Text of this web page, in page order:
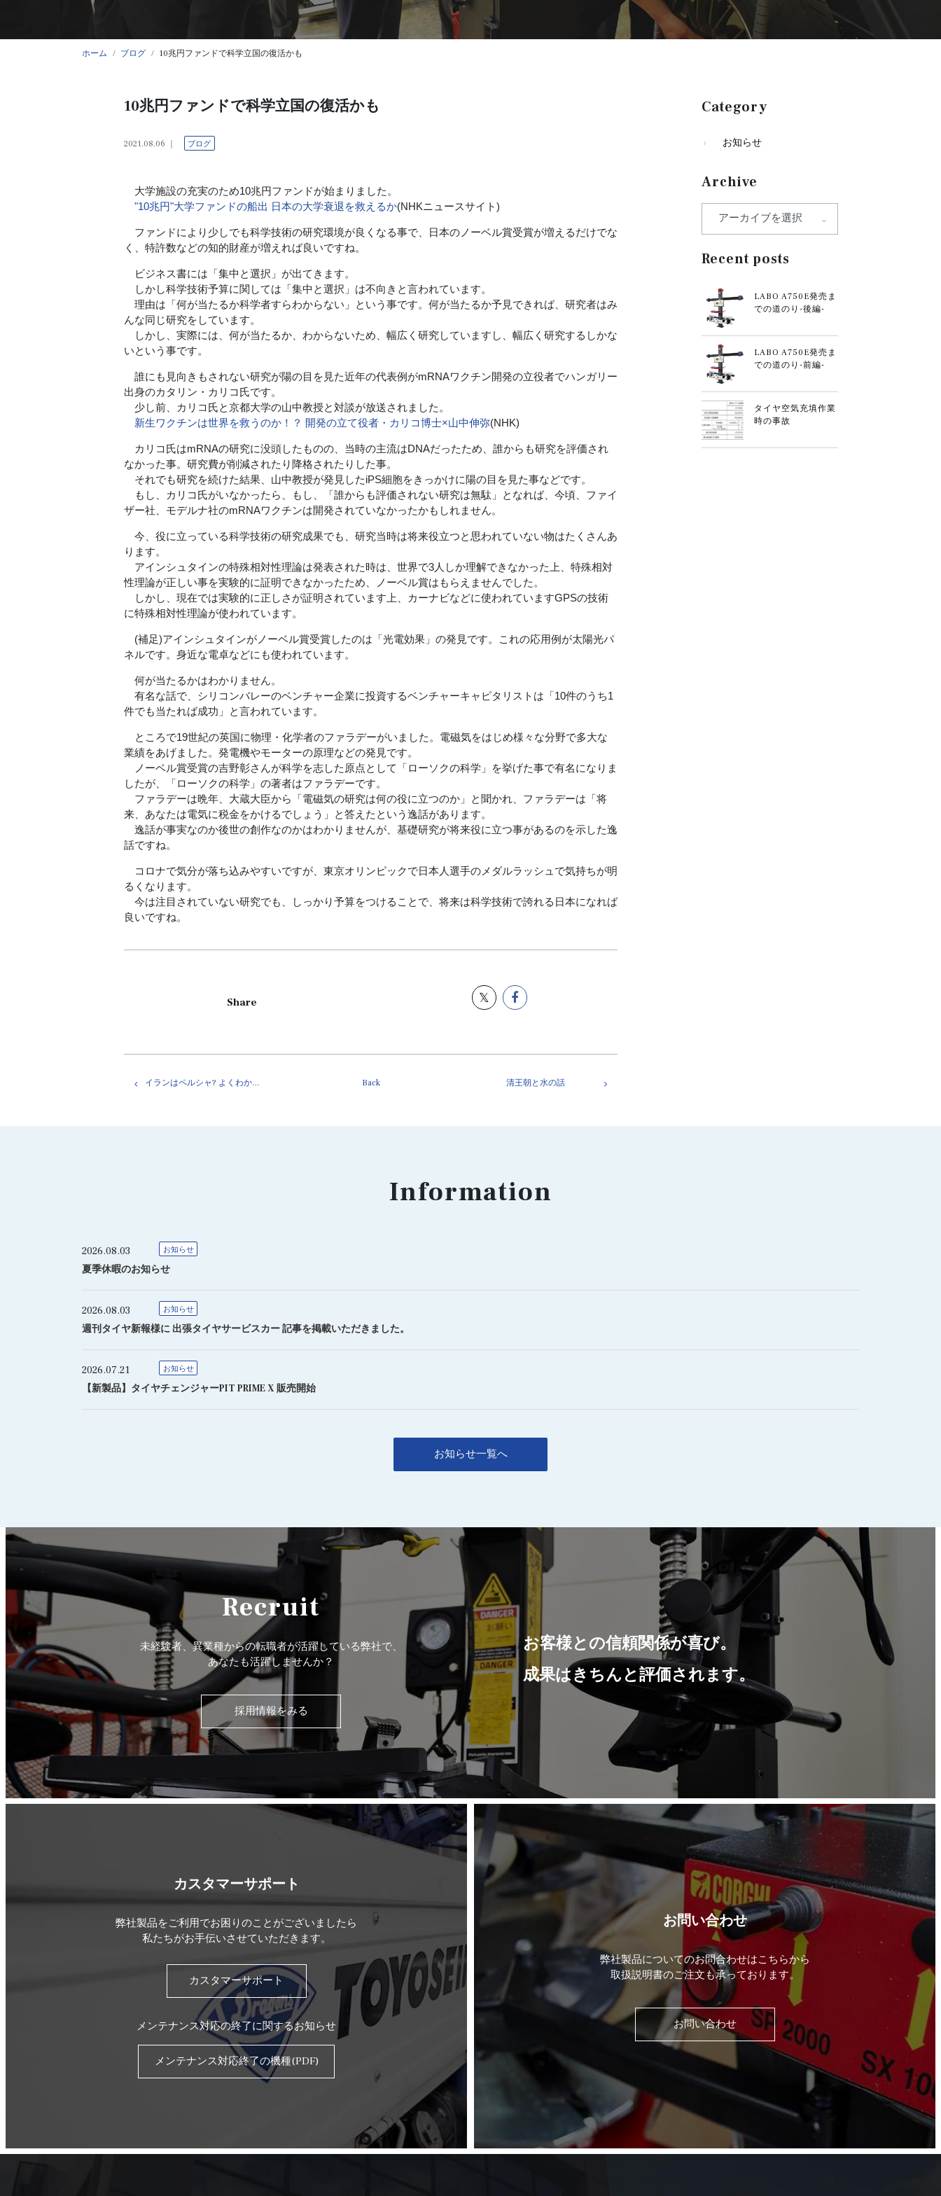
ホーム ブログ 10兆円ファンドで科学立国の復活かも
10兆円ファンドで科学立国の復活かも
2021.08.06 ブログ
大学施設の充実のため10兆円ファンドが始まりました。
"10兆円"大学ファンドの船出 日本の大学衰退を救えるか(NHKニュースサイト)
ファンドにより少しでも科学技術の研究環境が良くなる事で、日本のノーベル賞受賞が増えるだけでな
く、特許数などの知的財産が増えれば良いですね。
ビジネス書には「集中と選択」が出てきます。
しかし科学技術予算に関しては「集中と選択」は不向きと言われています。
理由は「何が当たるか科学者すらわからない」という事です。何が当たるか予見できれば、研究者はみ
んな同じ研究をしています。
しかし、実際には、何が当たるか、わからないため、幅広く研究していますし、幅広く研究するしかな
いという事です。
誰にも見向きもされない研究が陽の目を見た近年の代表例がmRNAワクチン開発の立役者でハンガリー
出身のカタリン・カリコ氏です。
少し前、カリコ氏と京都大学の山中教授と対談が放送されました。
新生ワクチンは世界を救うのか！？ 開発の立て役者・カリコ博士×山中伸弥(NHK)
カリコ氏はmRNAの研究に没頭したものの、当時の主流はDNAだったため、誰からも研究を評価され
なかった事。研究費が削減されたり降格されたりした事。
それでも研究を続けた結果、山中教授が発見したiPS細胞をきっかけに陽の目を見た事などです。
もし、カリコ氏がいなかったら、もし、「誰からも評価されない研究は無駄」となれば、今頃、ファイ
ザー社、モデルナ社のmRNAワクチンは開発されていなかったかもしれません。
今、役に立っている科学技術の研究成果でも、研究当時は将来役立つと思われていない物はたくさんあ
ります。
アインシュタインの特殊相対性理論は発表された時は、世界で3人しか理解できなかった上、特殊相対
性理論が正しい事を実験的に証明できなかったため、ノーベル賞はもらえませんでした。
しかし、現在では実験的に正しさが証明されています上、カーナビなどに使われていますGPSの技術
に特殊相対性理論が使われています。
(補足)アインシュタインがノーベル賞受賞したのは「光電効果」の発見です。これの応用例が太陽光パ
ネルです。身近な電卓などにも使われています。
何が当たるかはわかりません。
有名な話で、シリコンバレーのベンチャー企業に投資するベンチャーキャピタリストは「10件のうち1
件でも当たれば成功」と言われています。
ところで19世紀の英国に物理・化学者のファラデーがいました。電磁気をはじめ様々な分野で多大な
業績をあげました。発電機やモーターの原理などの発見です。
ノーベル賞受賞の吉野彰さんが科学を志した原点として「ローソクの科学」を挙げた事で有名になりま
したが、「ローソクの科学」の著者はファラデーです。
ファラデーは晩年、大蔵大臣から「電磁気の研究は何の役に立つのか」と聞かれ、ファラデーは「将
来、あなたは電気に税金をかけるでしょう」と答えたという逸話があります。
逸話が事実なのか後世の創作なのかはわかりませんが、基礎研究が将来役に立つ事があるのを示した逸
話ですね。
コロナで気分が落ち込みやすいですが、東京オリンピックで日本人選手のメダルラッシュで気持ちが明
るくなります。
今は注目されていない研究でも、しっかり予算をつけることで、将来は科学技術で誇れる日本になれば
良いですね。
Share
イランはペルシャ? よくわからないイランの話 Back 清王朝と水の話
Category
お知らせ
Archive
Recent posts
LABO A750E発売ま
での道のり-後編-
LABO A750E発売ま
での道のり-前編-
タイヤ空気充填作業
時の事故
Information
2026.08.03 お知らせ
夏季休暇のお知らせ
2026.08.03 お知らせ
週刊タイヤ新報様に 出張タイヤサービスカー 記事を掲載いただきました。
2026.07.21 お知らせ
【新製品】タイヤチェンジャーPIT PRIME X 販売開始
お知らせ一覧へ
お客様との信頼関係が喜び。
成果はきちんと評価されます。
Recruit
未経験者、異業種からの転職者が活躍している弊社で、
あなたも活躍しませんか？
採用情報をみる
カスタマーサポート
弊社製品をご利用でお困りのことがございましたら
私たちがお手伝いさせていただきます。
カスタマーサポート
メンテナンス対応の終了に関するお知らせ
メンテナンス対応終了の機種(PDF)
お問い合わせ
弊社製品についてのお問合わせはこちらから
取扱説明書のご注文も承っております。
お問い合わせ